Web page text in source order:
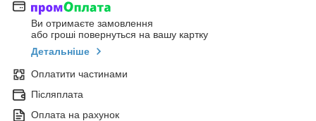
Ви отримаєте замовлення
або гроші повернуться на вашу картку
Детальніше
Оплатити частинами
Післяплата
Оплата на рахунок